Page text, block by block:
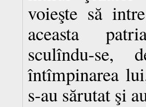
voieşte să
aceasta
sculîndu-
întîmpinarea
s-au sărutat şi